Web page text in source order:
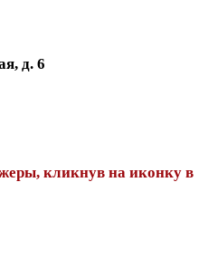
д. 6
кликнув на иконку в